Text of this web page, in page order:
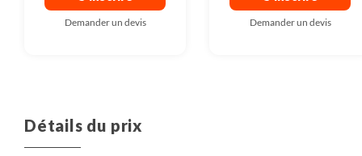
Demander un devis Demander un devis
Détails du prix